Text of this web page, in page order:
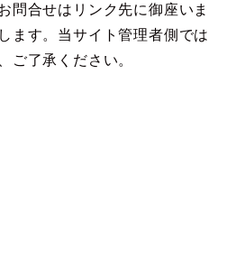
問合せはリンク先に御座いま
ます。当サイト管理者側では
ご了承ください。